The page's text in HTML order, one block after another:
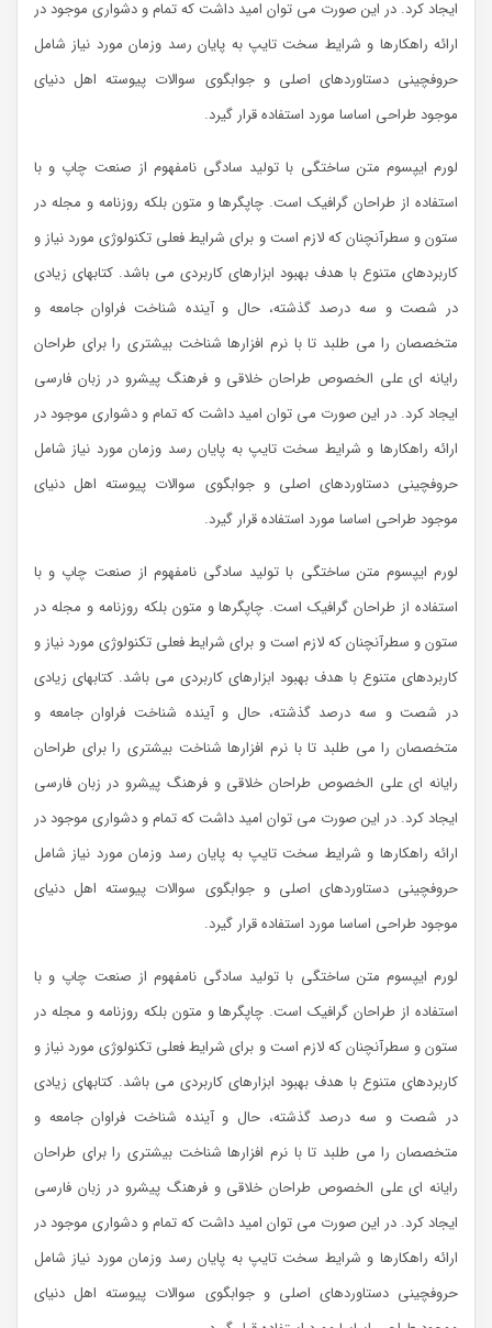
ایجاد کرد. در این صورت می توان امید داشت که تمام و دشواری موجود در
ارائه راهکارها و شرایط سخت تایپ به پایان رسد وزمان مورد نیاز شامل
حروفچینی دستاوردهای اصلی و جوابگوی سوالات پیوسته اهل دنیای
موجود طراحی اساسا مورد استفاده قرار گیرد.
لورم ایپسوم متن ساختگی با تولید سادگی نامفهوم از صنعت چاپ و با
استفاده از طراحان گرافیک است. چاپگرها و متون بلکه روزنامه و مجله در
ستون و سطرآنچنان که لازم است و برای شرایط فعلی تکنولوژی مورد نیاز و
کاربردهای متنوع با هدف بهبود ابزارهای کاربردی می باشد. کتابهای زیادی
در شصت و سه درصد گذشته، حال و آینده شناخت فراوان جامعه و
متخصصان را می طلبد تا با نرم افزارها شناخت بیشتری را برای طراحان
رایانه ای علی الخصوص طراحان خلاقی و فرهنگ پیشرو در زبان فارسی
ایجاد کرد. در این صورت می توان امید داشت که تمام و دشواری موجود در
ارائه راهکارها و شرایط سخت تایپ به پایان رسد وزمان مورد نیاز شامل
حروفچینی دستاوردهای اصلی و جوابگوی سوالات پیوسته اهل دنیای
موجود طراحی اساسا مورد استفاده قرار گیرد.
لورم ایپسوم متن ساختگی با تولید سادگی نامفهوم از صنعت چاپ و با
استفاده از طراحان گرافیک است. چاپگرها و متون بلکه روزنامه و مجله در
ستون و سطرآنچنان که لازم است و برای شرایط فعلی تکنولوژی مورد نیاز و
کاربردهای متنوع با هدف بهبود ابزارهای کاربردی می باشد. کتابهای زیادی
در شصت و سه درصد گذشته، حال و آینده شناخت فراوان جامعه و
متخصصان را می طلبد تا با نرم افزارها شناخت بیشتری را برای طراحان
رایانه ای علی الخصوص طراحان خلاقی و فرهنگ پیشرو در زبان فارسی
ایجاد کرد. در این صورت می توان امید داشت که تمام و دشواری موجود در
ارائه راهکارها و شرایط سخت تایپ به پایان رسد وزمان مورد نیاز شامل
حروفچینی دستاوردهای اصلی و جوابگوی سوالات پیوسته اهل دنیای
موجود طراحی اساسا مورد استفاده قرار گیرد.
لورم ایپسوم متن ساختگی با تولید سادگی نامفهوم از صنعت چاپ و با
استفاده از طراحان گرافیک است. چاپگرها و متون بلکه روزنامه و مجله در
ستون و سطرآنچنان که لازم است و برای شرایط فعلی تکنولوژی مورد نیاز و
کاربردهای متنوع با هدف بهبود ابزارهای کاربردی می باشد. کتابهای زیادی
در شصت و سه درصد گذشته، حال و آینده شناخت فراوان جامعه و
متخصصان را می طلبد تا با نرم افزارها شناخت بیشتری را برای طراحان
رایانه ای علی الخصوص طراحان خلاقی و فرهنگ پیشرو در زبان فارسی
ایجاد کرد. در این صورت می توان امید داشت که تمام و دشواری موجود در
ارائه راهکارها و شرایط سخت تایپ به پایان رسد وزمان مورد نیاز شامل
حروفچینی دستاوردهای اصلی و جوابگوی سوالات پیوسته اهل دنیای